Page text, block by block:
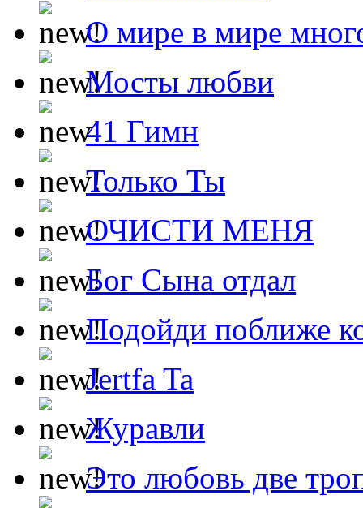
О мире в мире
Мосты любви
41 Гимн
Только Ты
ОЧИСТИ МЕНЯ
Бог Сына отдал
Подойди поближе
Jertfa Ta
Журавли
Это любовь две